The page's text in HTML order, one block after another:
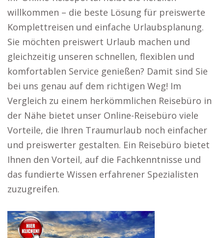
willkommen – die beste Lösung für preiswerte
Komplettreisen und einfache Urlaubsplanung.
Sie möchten preiswert Urlaub machen und
gleichzeitig unseren schnellen, flexiblen und
komfortablen Service genießen? Damit sind Sie
bei uns genau auf dem richtigen Weg! Im
Vergleich zu einem herkömmlichen Reisebüro in
der Nähe bietet unser Online-Reisebüro viele
Vorteile, die Ihren Traumurlaub noch einfacher
und preiswerter gestalten. Ein Reisebüro bietet
Ihnen den Vorteil, auf die Fachkenntnisse und
das fundierte Wissen erfahrener Spezialisten
zuzugreifen.